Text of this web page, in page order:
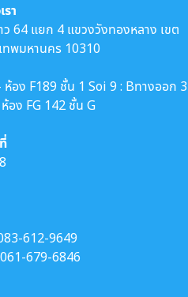
า
64 แยก 4 แขวงวังทองหลาง เขต
ทพมหานคร 10310
ห้อง F189 ชั้น 1 Soi 9 : Bทางออก 3
อง FG 142 ชั้น G
612-9649
061-679-6846